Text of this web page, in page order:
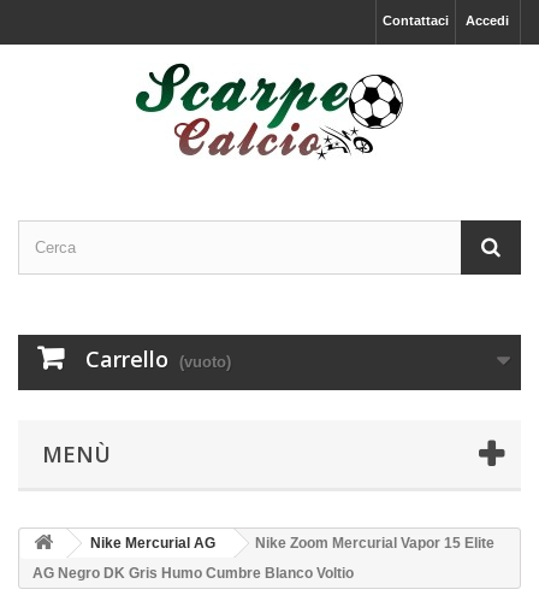
Accedi
Contattaci
Carrello (vuoto)
MENÙ
Nike Mercurial AG
Nike Zoom Mercurial Vapor 15 Elite
AG Negro DK Gris Humo Cumbre Blanco Voltio